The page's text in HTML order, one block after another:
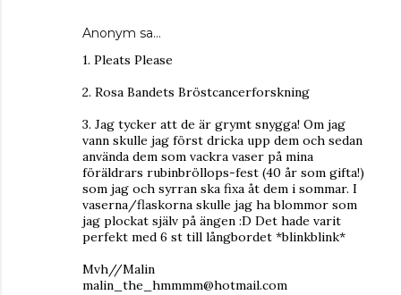
Anonym sa…
1. Pleats Please
2. Rosa Bandets Bröstcancerforskning
3. Jag tycker att de är grymt snygga! Om jag
vann skulle jag först dricka upp dem och sedan
använda dem som vackra vaser på mina
föräldrars rubinbröllops-fest (40 år som gifta!)
som jag och syrran ska fixa åt dem i sommar. I
vaserna/flaskorna skulle jag ha blommor som
jag plockat själv på ängen :D Det hade varit
perfekt med 6 st till långbordet *blinkblink*
Mvh//Malin
malin_the_hmmmm@hotmail.com